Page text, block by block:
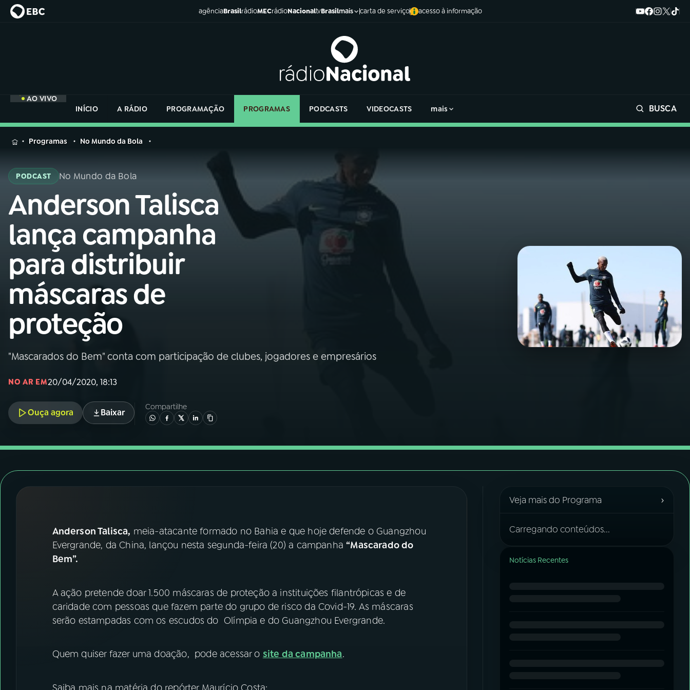
agênciaBrasilrádioMECrádioNacionaltvBrasilmais carta de serviço acesso à informação
AO VIVO
INÍCIO
A RÁDIO PROGRAMAÇÃO PROGRAMAS PODCASTS VIDEOCASTS mais BUSCA
MENU
Buscar
na
Rádio
Nacional
01 INÍCIO
02A RÁDIO
03 PROGRAMAÇÃO
04PROGRAMAS
ACOMPANHE A RÁDIO NACIONAL
YouTube Facebook
na
Rádio
Programas No Mundo da Bola
PODCAST No Mundo da Bola
Anderson Talisca
lança campanha
para distribuir
máscaras de
proteção
"Mascarados do Bem" conta com participação de clubes, jogadores e empresários
NO AR EM20/04/2020, 18:13
Ouça agora Baixar
Compartilhe
Anderson Talisca, meia-atacante formado no Bahia e que hoje defende o Guangzhou
Evergrande, da China, lançou nesta segunda-feira (20) a campanha“Mascarado do
Bem”.
A ação pretende doar 1.500 máscaras de proteção a instituições filantrópicas e de
caridade com pessoas que fazem parte do grupo de risco da Covid-19. As máscaras
serão estampadas com os escudos do Olímpia e do Guangzhou Evergrande.
Quem quiser fazer uma doação, pode acessar o site da campanha.
Veja mais do Programa ›
Carregando conteúdos...
Notícias Recentes